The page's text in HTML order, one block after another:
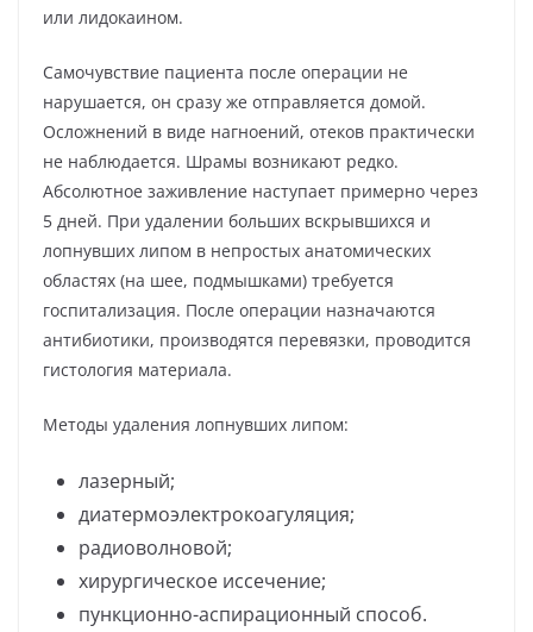
или лидокаином.
Самочувствие пациента после операции не
нарушается, он сразу же отправляется домой.
Осложнений в виде нагноений, отеков практически
не наблюдается. Шрамы возникают редко.
Абсолютное заживление наступает примерно через
5 дней. При удалении больших вскрывшихся и
лопнувших липом в непростых анатомических
областях (на шее, подмышками) требуется
госпитализация. После операции назначаются
антибиотики, производятся перевязки, проводится
гистология материала.
Методы удаления лопнувших липом:
лазерный;
диатермоэлектрокоагуляция;
радиоволновой;
хирургическое иссечение;
пункционно-аспирационный способ.